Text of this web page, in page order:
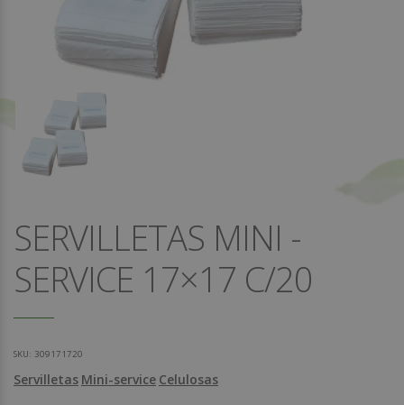
SERVILLETAS MINI -
SERVICE 17×17 C/20
SKU: 309171720
Servilletas Mini-service Celulosas